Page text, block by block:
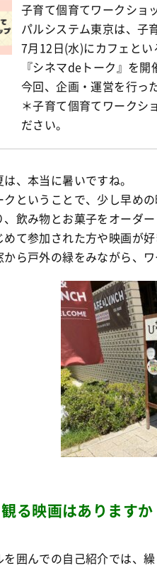
子育て個育てワークショ
パルシステム東京は、子
7月12日(水)にカフェと
『シネマdeトーク』を開
今回、企画・運営を行っ
＊子育て個育てワーク
ださい。
、本当に暑いですね。
クということで、少し早め
、飲み物とお菓子をオーダ
めて参加された方や映画が
から戸外の緑をみながら、
る映画はありますか
を囲んでの自己紹介では、